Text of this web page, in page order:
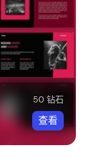
50 钻石
查看